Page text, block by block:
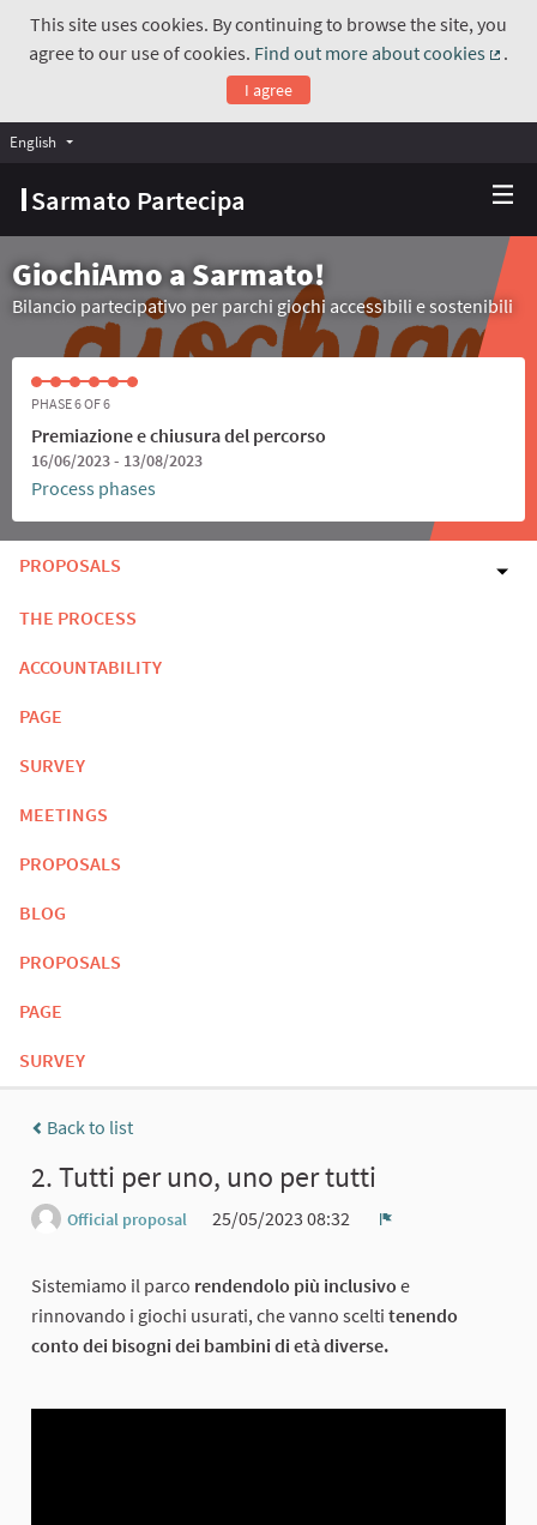
This site uses cookies. By continuing to browse the site, you
agree to our use of cookies. Find out more about cookies
.
I agree
Sarmato Partecipa
English Choose language
GiochiAmo a Sarmato!
Bilancio partecipativo per parchi giochi accessibili e sostenibili
PHASE 6 OF 6
Premiazione e chiusura del percorso
16/06/2023 - 13/08/2023
Process phases
PROPOSALS
THE PROCESS
ACCOUNTABILITY
PAGE
SURVEY
MEETINGS
PROPOSALS
BLOG
PROPOSALS
PAGE
SURVEY
Back to list
2. Tutti per uno, uno per tutti
Official proposal
25/05/2023 08:32
Sistemiamo il parco rendendolo più inclusivo e
rinnovando i giochi usurati, che vanno scelti tenendo
conto dei bisogni dei bambini di età diverse.